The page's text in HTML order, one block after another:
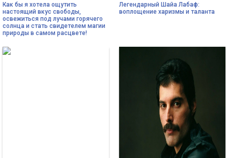
Как бы я хотела ощутить
настоящий вкус свободы,
освежиться под лучами горячего
солнца и стать свидетелем магии
природы в самом расцвете!
Легендарный Шайа Лабаф:
воплощение харизмы и таланта